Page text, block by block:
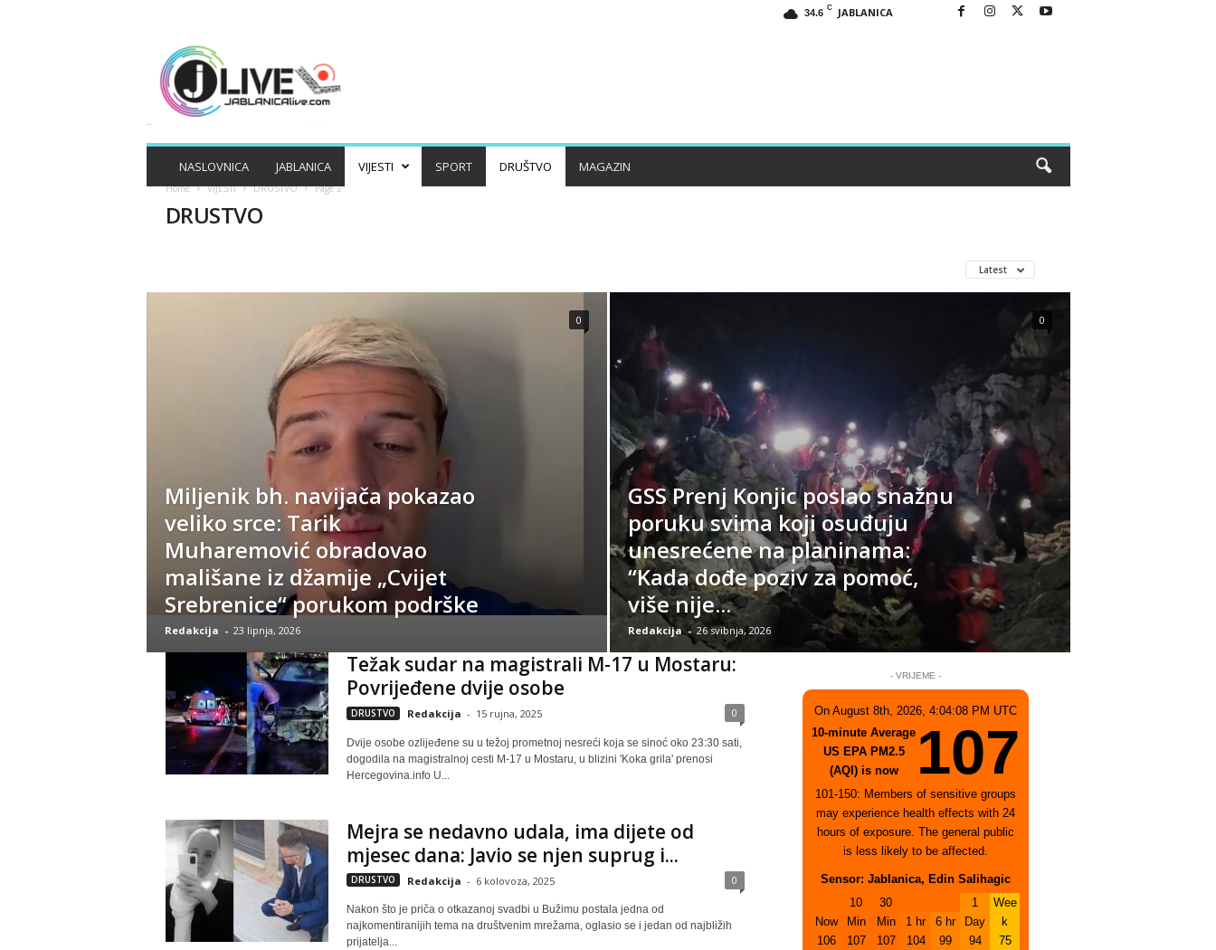
34.6 C JABLANICA
NASLOVNICA JABLANICA VIJESTI SPORT DRUŠTVO MAGAZIN
Home VIJESTI DRUSTVO Page 2
DRUSTVO
Latest
Miljenik bh. navijača pokazao
veliko srce: Tarik
Muharemović obradovao
mališane iz džamije „Cvijet
Srebrenice“ porukom podrške
Redakcija - 23 lipnja, 2026
0
GSS Prenj Konjic poslao snažnu
poruku svima koji osuđuju
unesrećene na planinama:
“Kada dođe poziv za pomoć,
više nije...
Redakcija - 26 svibnja, 2026
0
Težak sudar na magistrali M-17 u Mostaru:
Povrijeđene dvije osobe
DRUSTVO Redakcija - 15 rujna, 2025 0
Dvije osobe ozlijeđene su u težoj prometnoj nesreći koja se sinoć oko 23:30 sati,
dogodila na magistralnoj cesti M-17 u Mostaru, u blizini 'Koka grila' prenosi
Hercegovina.info U...
Mejra se nedavno udala, ima dijete od
mjesec dana: Javio se njen suprug i...
DRUSTVO Redakcija - 6 kolovoza, 2025 0
Nakon što je priča o otkazanoj svadbi u Bužimu postala jedna od
najkomentiranijih tema na društvenim mrežama, oglasio se i jedan od najbližih
prijatelja...
- VRIJEME -
On August 8th, 2026, 4:04:08 PM UTC
10-minute Average
US EPA PM2.5
(AQI) is now
107
101-150: Members of sensitive groups
may experience health effects with 24
hours of exposure. The general public
is less likely to be affected.
Sensor: Jablanica, Edin Salihagic
Now
106
10
Min
107
30
Min
107
1 hr
104
6 hr
99
1
Day
94
Wee
k
75